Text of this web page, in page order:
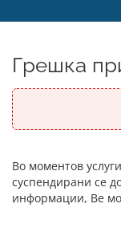
Грешка
Во моментов
суспендирани се
информации, Ве